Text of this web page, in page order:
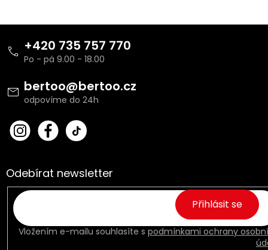
bertoo@bertoo.cz
+420 735 757 770
bert
oo_
Fac
ebo
Odebírat newsletter
Vložením e-mailu souhlasíte s podmínkami ochrany
Přihlásit se